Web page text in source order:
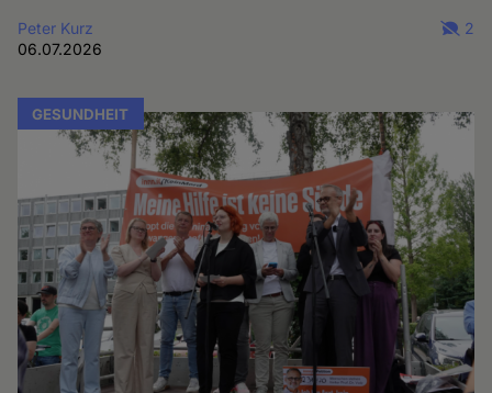
Peter Kurz
06.07.2026
2
GESUNDHEIT